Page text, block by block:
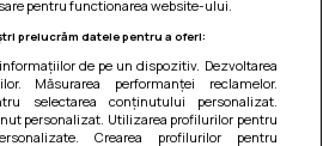
pentru functionarea website-ului.
prelucrăm datele pentru a oferi:
de pe un dispozitiv. Dezvoltarea
Măsurarea performanței reclamelor.
selectarea conținutului personalizat.
personalizat. Utilizarea profilurilor pentru
Crearea profilurilor pentru